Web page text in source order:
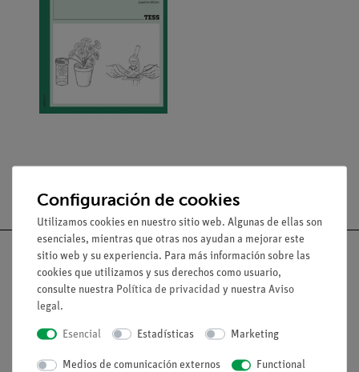
Aviso lega
Configuración de cookies
Utilizamos cookies en nuestro sitio web. Algunas de ellas son
esenciales, mientras que otras nos ayudan a mejorar este
sitio web y su experiencia. Para más información sobre las
cookies que utilizamos y sus derechos como usuario,
consulte nuestra Política de privacidad y nuestra Aviso
legal.
Esencial Estadísticas Marketing
Medios de comunicación externos Functional